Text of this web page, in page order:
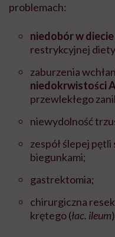
problemach:
niedobór w diecie
restrykcyjnej
zaburzenia
niedokrwistości
przewlekłego
niewydolność
zespół ślepej
biegunkami;
gastrektomia;
chirurgiczna
krętego (łac. ileum